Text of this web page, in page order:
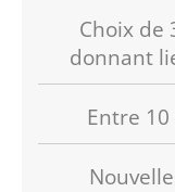
Choix de
donnant
Entre